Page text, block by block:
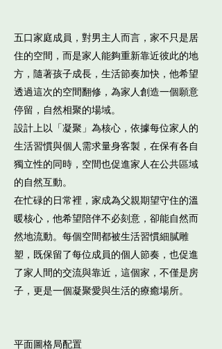
五口家庭成員，對男主人而言，家不只是居
住的空間，而是家人能夠重新靠近彼此的地
方，隨著孩子成長，生活節奏加快，他希望
透過這次的空間翻修，為家人創造一個願意
停留，自然相聚的場域。
設計上以「凝聚」為核心，依據每位家人的
生活習慣與個人需求量身客製，在保有各自
獨立性的同時，空間也促進家人在公共區域
的自然互動。
在忙碌的日常裡，家成為父親期望守住的溫
暖核心，他希望陪伴不必刻意，卻能自然而
然地流動。每個空間都被生活習慣細膩雕
塑，既保留了每位成員的個人節奏，也促進
了家人間的交流與靠近，這個家，不僅是房
子，更是一個凝聚愛與生活的療癒場所。
平面圖格局配置